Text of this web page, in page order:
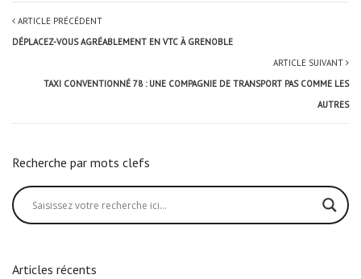
ARTICLE PRÉCÉDENT
DÉPLACEZ-VOUS AGRÉABLEMENT EN VTC À GRENOBLE
ARTICLE SUIVANT
TAXI CONVENTIONNÉ 78 : UNE COMPAGNIE DE TRANSPORT PAS COMME LES
AUTRES
Recherche par mots clefs
Articles récents